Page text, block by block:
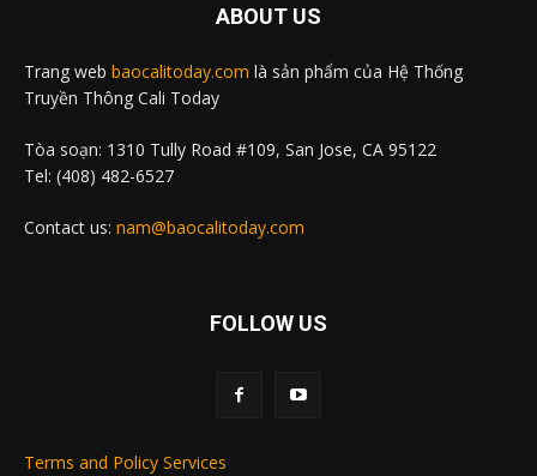
ABOUT US
Trang web baocalitoday.com là sản phẩm của Hệ Thống
Truyền Thông Cali Today
Tòa soạn: 1310 Tully Road #109, San Jose, CA 95122
Tel: (408) 482-6527
Contact us: nam@baocalitoday.com
FOLLOW US
Terms and Policy Services